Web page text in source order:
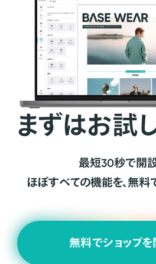
まずはお試
最短30秒で開
ほぼすべての機能を、無料
無料でショップ